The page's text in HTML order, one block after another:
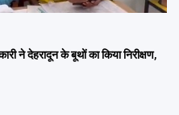
ने देहरादून के बूथों का किया निरीक्षण,